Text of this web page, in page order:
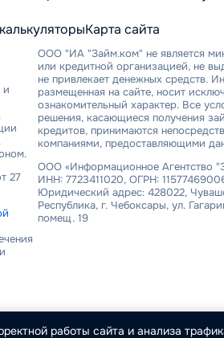
Карта сайта
и
27
ООО "ИА "Займ.ком" не является
или кредитной организацией, не
не привлекает денежных средств.
размещенная на сайте, носит
ознакомительный характер. Все
решения, касающиеся получения
кредитов, принимаются
компаниями, предоставляющими
ООО «Информационное Агентство
ИНН: 7723411020, ОГРН:
Юридический адрес: 428022,
Республика, г. Чебоксары, ул.
помещ. 19
работы сайта и анализа